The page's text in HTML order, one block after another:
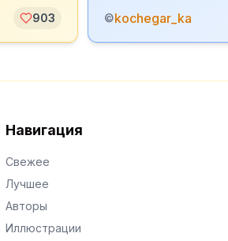
903 ©kochegar_ka
Навигация
Свежее
Лучшее
Авторы
Иллюстрации